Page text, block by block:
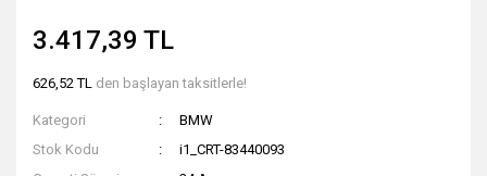
3.417,39 TL
626,52 TL den başlayan taksitlerle!
Kategori
BMW
Stok Kodu
i1_CRT-83440093